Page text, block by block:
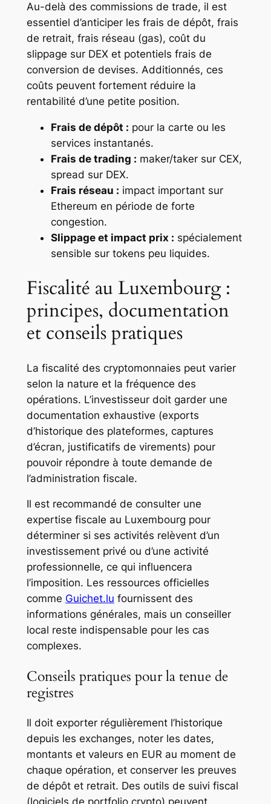
Au-delà des commissions de trade, il est
essentiel d’anticiper les frais de dépôt, frais
de retrait, frais réseau (gas), coût du
slippage sur DEX et potentiels frais de
conversion de devises. Additionnés, ces
coûts peuvent fortement réduire la
rentabilité d’une petite position.
Frais de dépôt : pour la carte ou les
services instantanés.
Frais de trading : maker/taker sur CEX,
spread sur DEX.
Frais réseau : impact important sur
Ethereum en période de forte
congestion.
Slippage et impact prix : spécialement
sensible sur tokens peu liquides.
Fiscalité au Luxembourg :
principes, documentation
et conseils pratiques
La fiscalité des cryptomonnaies peut varier
selon la nature et la fréquence des
opérations. L’investisseur doit garder une
documentation exhaustive (exports
d’historique des plateformes, captures
d’écran, justificatifs de virements) pour
pouvoir répondre à toute demande de
l’administration fiscale.
Il est recommandé de consulter une
expertise fiscale au Luxembourg pour
déterminer si ses activités relèvent d’un
investissement privé ou d’une activité
professionnelle, ce qui influencera
l’imposition. Les ressources officielles
comme Guichet.lu fournissent des
informations générales, mais un conseiller
local reste indispensable pour les cas
complexes.
Conseils pratiques pour la tenue de
registres
Il doit exporter régulièrement l’historique
depuis les exchanges, noter les dates,
montants et valeurs en EUR au moment de
chaque opération, et conserver les preuves
de dépôt et retrait. Des outils de suivi fiscal
(logiciels de portfolio crypto) peuvent